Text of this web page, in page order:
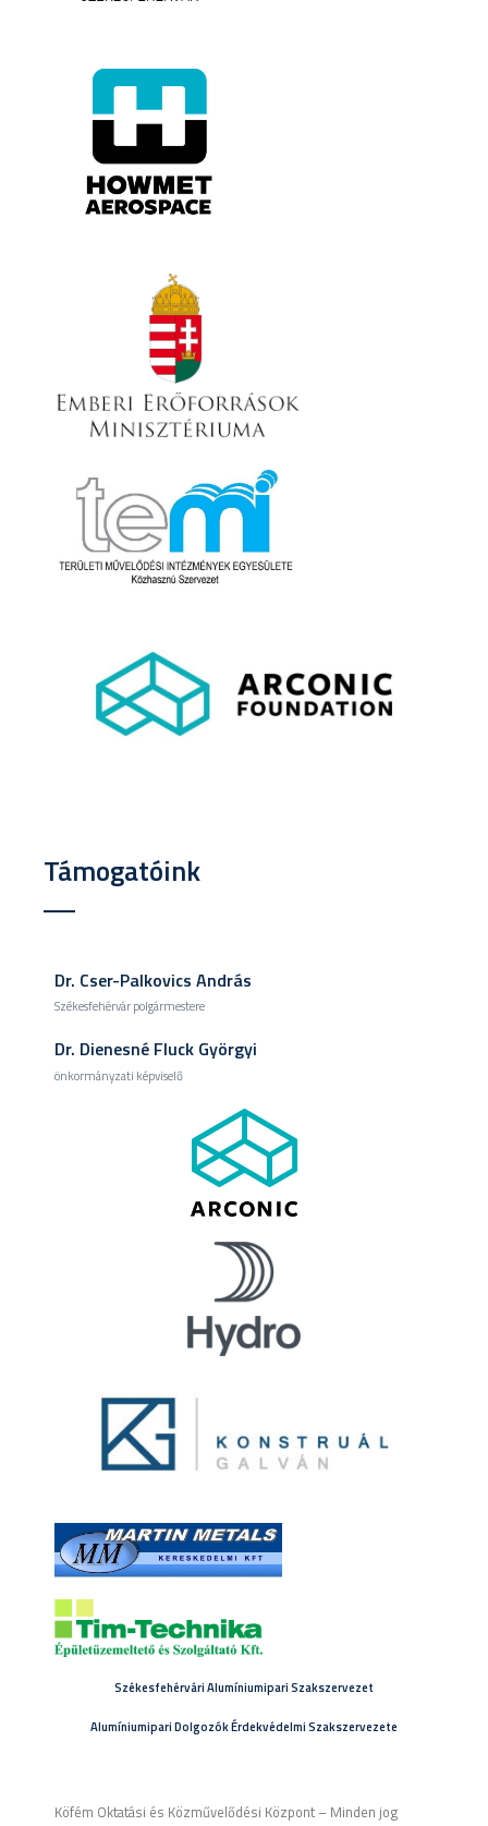
Támogatóink
Dr. Cser-Palkovics András
Székesfehérvár polgármestere
Dr. Dienesné Fluck Györgyi
önkormányzati képviselő
Székesfehérvári Alumíniumipari Szakszervezet
Alumíniumipari Dolgozók Érdekvédelmi Szakszervezete
Köfém Oktatási és Közművelődési Központ – Minden jog